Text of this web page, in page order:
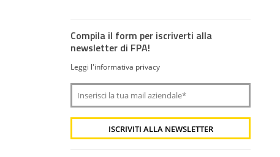
Compila il form per iscriverti alla
newsletter di FPA!
Leggi l'informativa privacy